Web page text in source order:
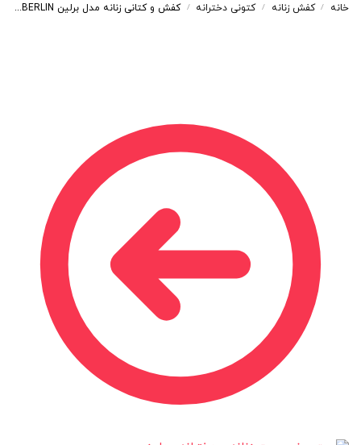
خانه / کفش زنانه / کتونی دخترانه / کفش و کتانی زنانه مدل برلین BERLIN رنگ سفید سبز کد M668